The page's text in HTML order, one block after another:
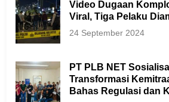
Video Dugaan
Viral, Tiga Pelaku
24 September 2024
PT PLB NET
Transformasi
Bahas Regulasi dan